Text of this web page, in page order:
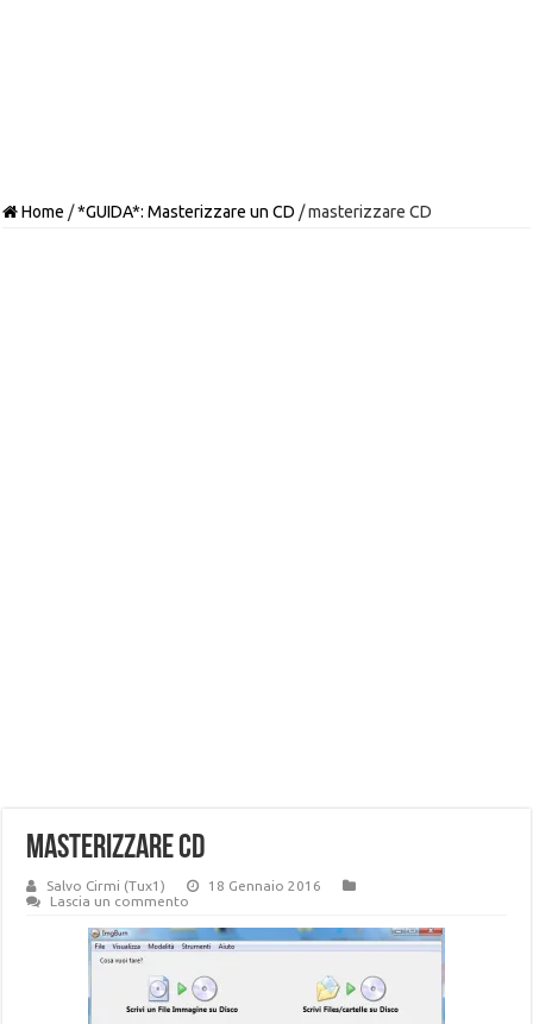
Home /*GUIDA*: Masterizzare un CD /masterizzare CD
masterizzare CD
Salvo Cirmi (Tux1)
18 Gennaio 2016
Lascia un commento